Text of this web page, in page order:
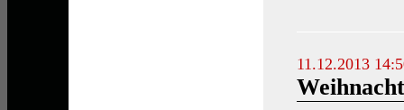
11.12.2013